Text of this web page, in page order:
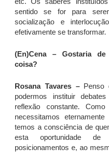
sentido se for para
socialização e
efetivamente se transformar.
(En)Cena – Gostaria
coisa?
Rosana Tavares –Penso
podermos instituir
reflexão constante.
necessitamos
temos a consciência de
esta oportunidade de
posicionamentos e, ao